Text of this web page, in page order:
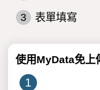
3 表單填寫
使用MyData免上
1